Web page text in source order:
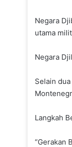
Negara
utama
Negara
Selain
Langkah
“Gerakan